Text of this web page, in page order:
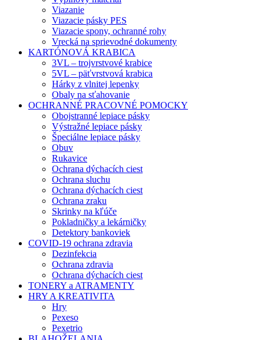
Viazanie
Viazacie pásky PES
Viazacie spony, ochranné rohy
Vrecká na sprievodné dokumenty
KARTÓNOVÁ KRABICA
3VL – trojvrstvové krabice
5VL – päťvrstvová krabica
Hárky z vlnitej lepenky
Obaly na sťahovanie
OCHRANNÉ PRACOVNÉ POMOCKY
Obojstranné lepiace pásky
Výstražné lepiace pásky
Špeciálne lepiace pásky
Obuv
Rukavice
Ochrana dýchacích ciest
Ochrana sluchu
Ochrana dýchacích ciest
Ochrana zraku
Skrinky na kľúče
Pokladničky a lekárničky
Detektory bankoviek
COVID-19 ochrana zdravia
Dezinfekcia
Ochrana zdravia
Ochrana dýchacích ciest
TONERY a ATRAMENTY
HRY A KREATIVITA
Hry
Pexeso
Pexetrio